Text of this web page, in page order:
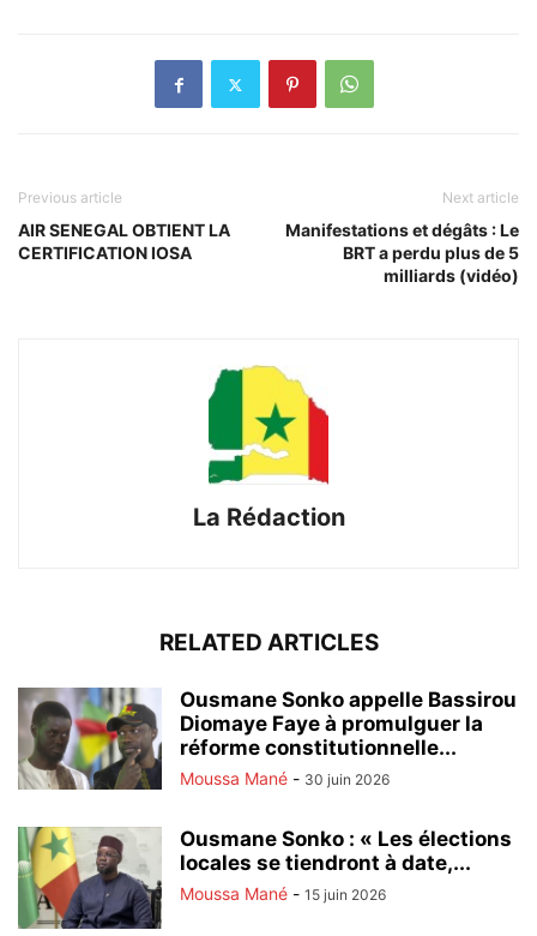
Previous article
AIR SENEGAL OBTIENT LA
CERTIFICATION IOSA
Next article
Manifestations et dégâts : Le
BRT a perdu plus de 5
milliards (vidéo)
La Rédaction
RELATED ARTICLES
Ousmane Sonko appelle Bassirou
Diomaye Faye à promulguer la
réforme constitutionnelle...
Moussa Mané - 30 juin 2026
Ousmane Sonko : « Les élections
locales se tiendront à date,...
Moussa Mané - 15 juin 2026